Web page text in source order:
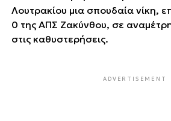
Λουτρακίου μια σπουδαία νίκη,
0 της ΑΠΣ Ζακύνθου, σε
στις καθυστερήσεις.
ADVERTISEMENT